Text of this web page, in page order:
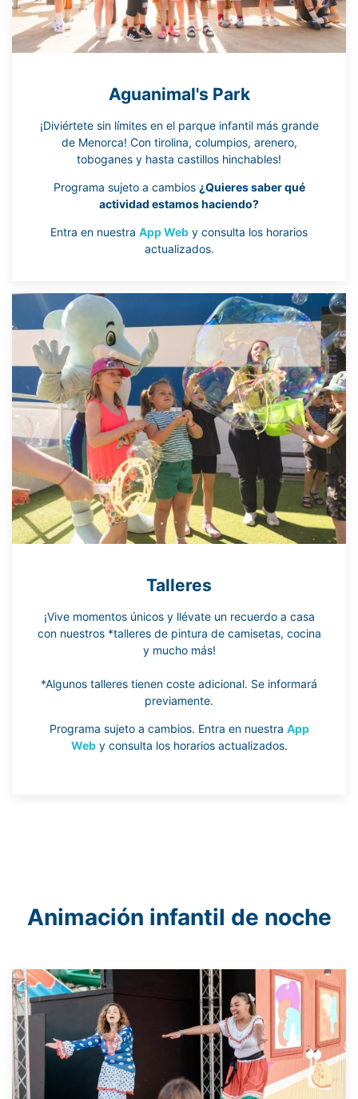
Aguanimal's Park
¡Diviértete sin límites en el parque infantil más grande
de Menorca! Con tirolina, columpios, arenero,
toboganes y hasta castillos hinchables!
Programa sujeto a cambios ¿Quieres saber qué
actividad estamos haciendo?
Entra en nuestra App Web y consulta los horarios
actualizados.
Talleres
¡Vive momentos únicos y llévate un recuerdo a casa
con nuestros *talleres de pintura de camisetas, cocina
y mucho más!
*Algunos talleres tienen coste adicional. Se informará
previamente.
Programa sujeto a cambios. Entra en nuestra App
Weby consulta los horarios actualizados.
Animación infantil de noche